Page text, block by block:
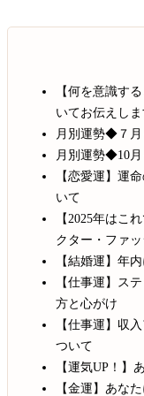
【何を意識す
いてお伝えしま
月別運勢◆７月
月別運勢◆10
【恋愛運】運
いて
【2025年はこ
クター・ファ
【結婚運】年
【仕事運】ス
方と心がけ
【仕事運】収
ついて
【運気UP！】
【金運】あな